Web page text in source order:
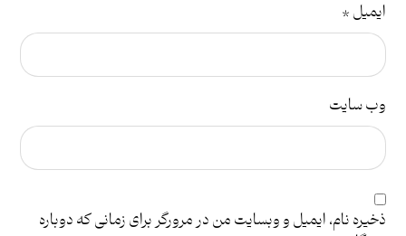
ایمیل*
وب‌ سایت
ذخیره نام، ایمیل و وبسایت من در مرورگر برای زمانی که دوباره